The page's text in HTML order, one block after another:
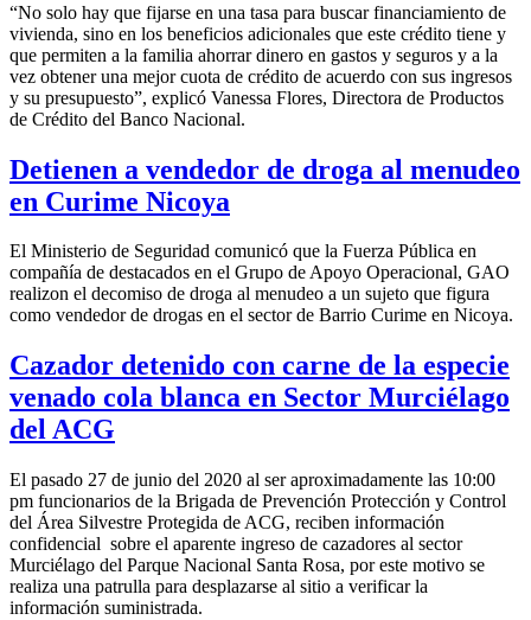
“No solo hay que fijarse en una tasa para buscar financiamiento de
vivienda, sino en los beneficios adicionales que este crédito tiene y
que permiten a la familia ahorrar dinero en gastos y seguros y a la
vez obtener una mejor cuota de crédito de acuerdo con sus ingresos
y su presupuesto”, explicó Vanessa Flores, Directora de Productos
de Crédito del Banco Nacional.
Detienen a vendedor de droga al menudeo
en Curime Nicoya
El Ministerio de Seguridad comunicó que la Fuerza Pública en
compañía de destacados en el Grupo de Apoyo Operacional, GAO
realizon el decomiso de droga al menudeo a un sujeto que figura
como vendedor de drogas en el sector de Barrio Curime en Nicoya.
Cazador detenido con carne de la especie
venado cola blanca en Sector Murciélago
del ACG
El pasado 27 de junio del 2020 al ser aproximadamente las 10:00
pm funcionarios de la Brigada de Prevención Protección y Control
del Área Silvestre Protegida de ACG, reciben información
confidencial sobre el aparente ingreso de cazadores al sector
Murciélago del Parque Nacional Santa Rosa, por este motivo se
realiza una patrulla para desplazarse al sitio a verificar la
información suministrada.